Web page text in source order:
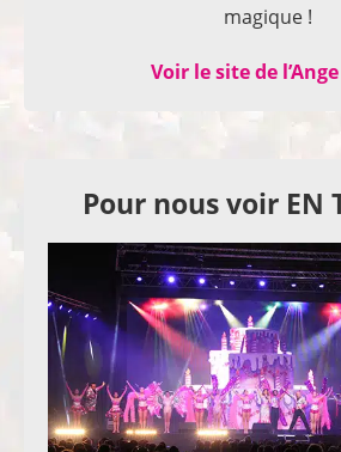
magique !
Voir le site de
Pour nous voir EN